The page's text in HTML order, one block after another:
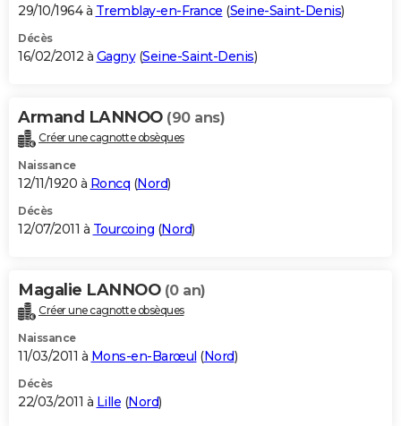
29/10/1964 à Tremblay-en-France (Seine-Saint-Denis)
Décès
16/02/2012 à Gagny(Seine-Saint-Denis)
Armand LANNOO (90 ans)
Créer une cagnotte obsèques
Naissance
12/11/1920 à Roncq (Nord)
Décès
12/07/2011 à Tourcoing (Nord)
Magalie LANNOO (0 an)
Créer une cagnotte obsèques
Naissance
11/03/2011 à Mons-en-Barœul (Nord)
Décès
22/03/2011 à Lille (Nord)